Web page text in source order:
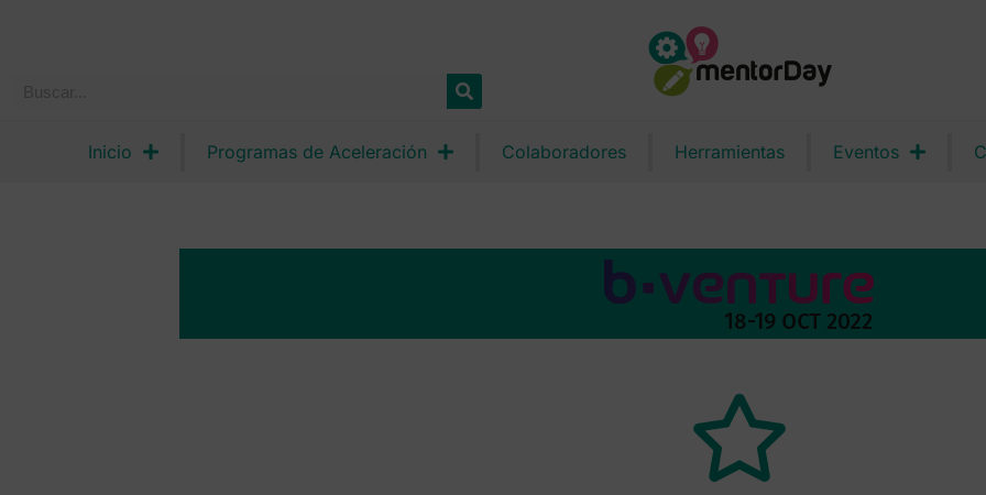
Inicio Programas de Aceleración Colaboradores Herramientas Eventos